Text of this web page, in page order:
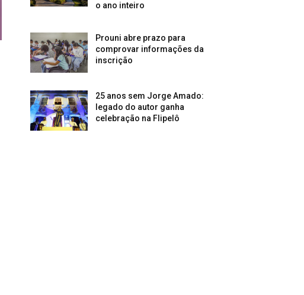
o ano inteiro
Prouni abre prazo para
comprovar informações da
inscrição
25 anos sem Jorge Amado:
legado do autor ganha
celebração na Flipelô